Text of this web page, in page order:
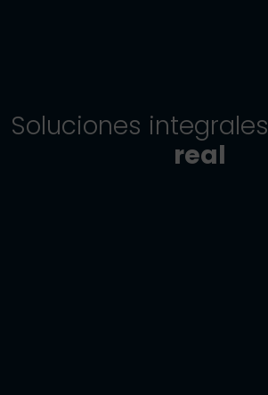
Soluciones integrales
real